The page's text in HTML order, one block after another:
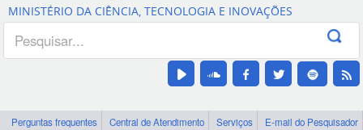
Canais
MINISTÉRIO DA CIÊNCIA, TECNOLOGIA E INOVAÇÕES
Perguntas frequentes Central de Atendimento Serviços
E-mail do Pesquisador